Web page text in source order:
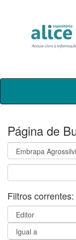
Skip
Página de
Filtros correntes: